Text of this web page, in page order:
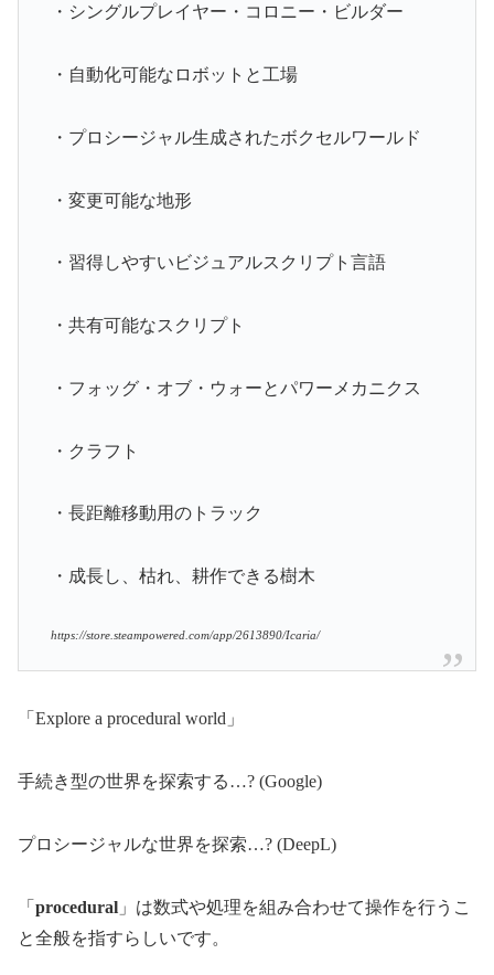
・シングルプレイヤー・コロニー・ビルダー
・自動化可能なロボットと工場
・プロシージャル生成されたボクセルワールド
・変更可能な地形
・習得しやすいビジュアルスクリプト言語
・共有可能なスクリプト
・フォッグ・オブ・ウォーとパワーメカニクス
・クラフト
・長距離移動用のトラック
・成長し、枯れ、耕作できる樹木
https://store.steampowered.com/app/2613890/Icaria/
「Explore a procedural world」
手続き型の世界を探索する…? (Google)
プロシージャルな世界を探索…? (DeepL)
「 procedural 」は数式や処理を組み合わせて操作を行うこ
と全般を指すらしいです。